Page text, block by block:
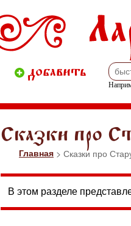
добавить
Сказки про
Главная > Сказки про
В этом разделе